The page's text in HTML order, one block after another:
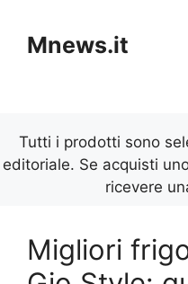
contenuto
Mnews.it
Tutti i prodotti sono
editoriale. Se acquisti
ricevere
Migliori